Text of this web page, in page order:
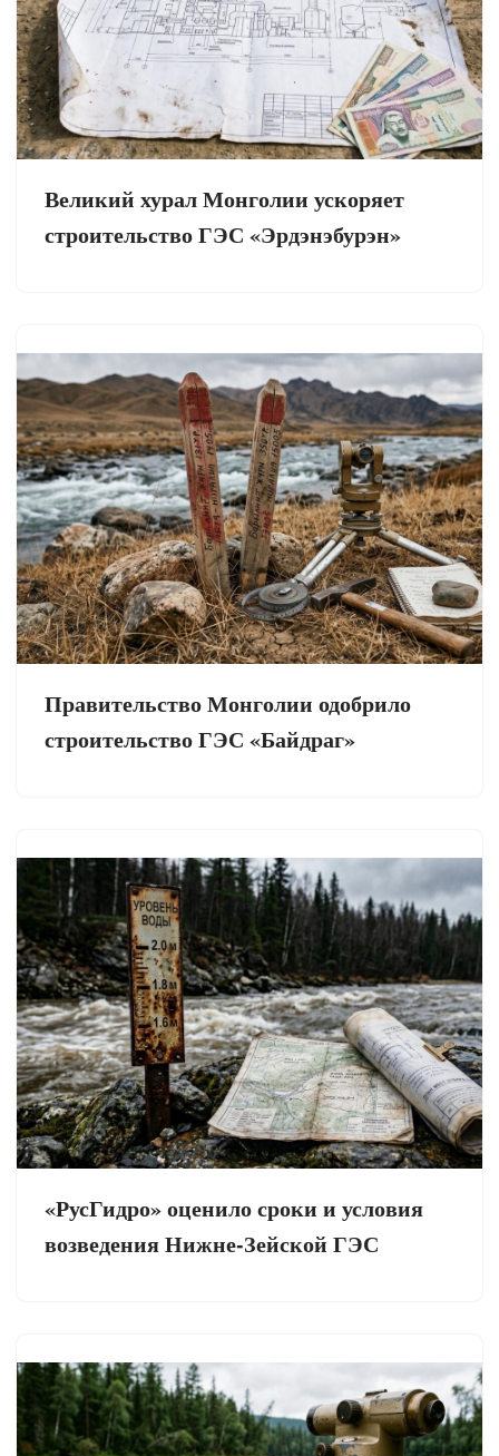
Великий хурал Монголии ускоряет
строительство ГЭС «Эрдэнэбурэн»
Правительство Монголии одобрило
строительство ГЭС «Байдраг»
«РусГидро» оценило сроки и условия
возведения Нижне-Зейской ГЭС